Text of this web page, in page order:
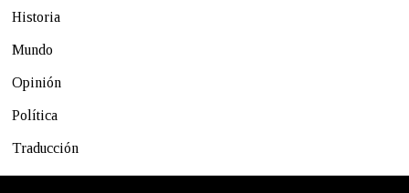
Historia
Mundo
Opinión
Política
Traducción